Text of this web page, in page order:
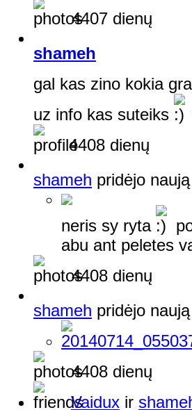
4407 dienų
shameh
gal kas zino kokia
uz info kas suteiks
4408 dienų
shameh pridėjo
neris sy ryta
abu ant peletes
4408 dienų
shameh pridėjo
4408 dienų
Vaidux ir